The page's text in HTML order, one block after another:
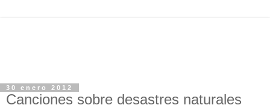
30 enero 2012
Canciones sobre desastres naturales